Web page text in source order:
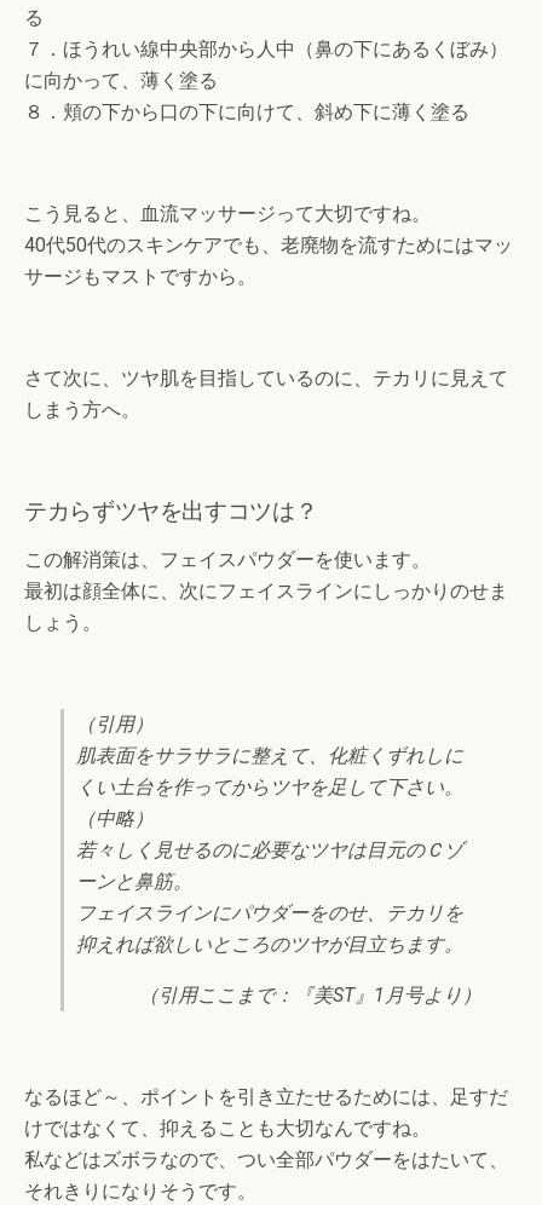
る
７．ほうれい線中央部から人中（鼻の下にあるくぼみ）
に向かって、薄く塗る
８．頬の下から口の下に向けて、斜め下に薄く塗る
こう見ると、血流マッサージって大切ですね。
40代50代のスキンケアでも、老廃物を流すためにはマッ
サージもマストですから。
さて次に、ツヤ肌を目指しているのに、テカリに見えて
しまう方へ。
テカらずツヤを出すコツは？
この解消策は、フェイスパウダーを使います。
最初は顔全体に、次にフェイスラインにしっかりのせま
しょう。
（引用）
肌表面をサラサラに整えて、化粧くずれしに
くい土台を作ってからツヤを足して下さい。
（中略）
若々しく見せるのに必要なツヤは目元のＣゾ
ーンと鼻筋。
フェイスラインにパウダーをのせ、テカリを
抑えれば欲しいところのツヤが目立ちます。
（引用ここまで：『美ST』1月号より）
なるほど～、ポイントを引き立たせるためには、足すだ
けではなくて、抑えることも大切なんですね。
私などはズボラなので、つい全部パウダーをはたいて、
それきりになりそうです。